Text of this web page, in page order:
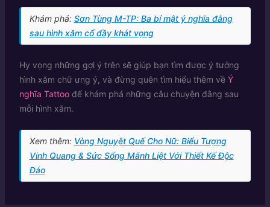
Khám phá: Sơn Tùng M-TP: Ba bí mật ý nghĩa đằng
sau hình xăm cổ đầy khát vọng
Hy vọng những gợi ý trên sẽ giúp bạn tìm được ý tưởng
hình xăm chữ ưng ý, và đừng quên tìm hiểu thêm về Ý
nghĩa Tattoođể khám phá những câu chuyện đằng sau
mỗi hình xăm.
Xem thêm: Vòng Nguyệt Quế Cho Nữ: Biểu Tượng
Vinh Quang & Sức Sống Mãnh Liệt Với Thiết Kế Độc
Đáo